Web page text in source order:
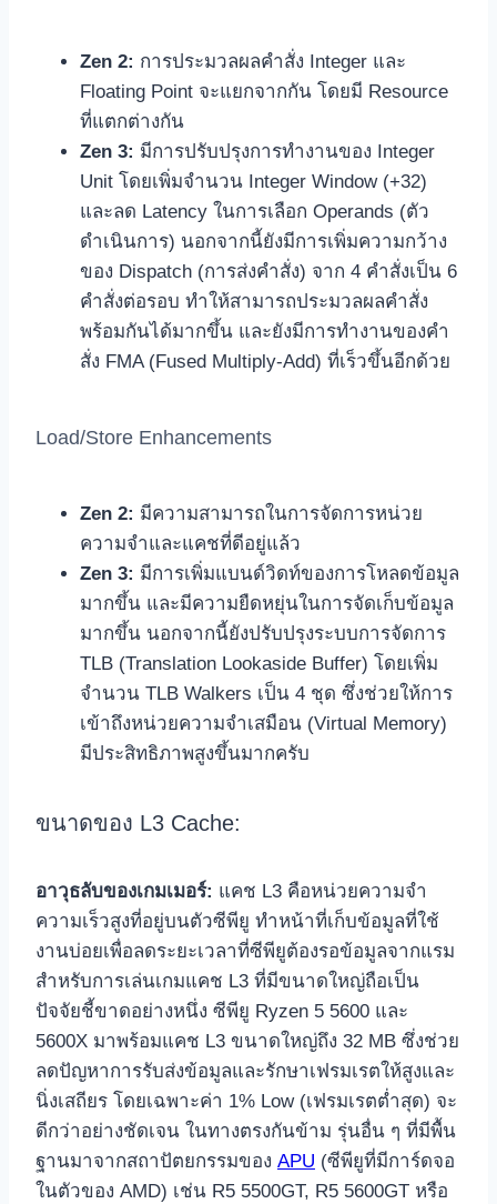
Zen 2: การประมวลผลคำสั่ง Integer และ
Floating Point จะแยกจากกัน โดยมี Resource
ที่แตกต่างกัน
Zen 3: มีการปรับปรุงการทำงานของ Integer
Unit โดยเพิ่มจำนวน Integer Window (+32)
และลด Latency ในการเลือก Operands (ตัว
ดำเนินการ) นอกจากนี้ยังมีการเพิ่มความกว้าง
ของ Dispatch (การส่งคำสั่ง) จาก 4 คำสั่งเป็น 6
คำสั่งต่อรอบ ทำให้สามารถประมวลผลคำสั่ง
พร้อมกันได้มากขึ้น และยังมีการทำงานของคำ
สั่ง FMA (Fused Multiply-Add) ที่เร็วขึ้นอีกด้วย
Load/Store Enhancements
Zen 2: มีความสามารถในการจัดการหน่วย
ความจำและแคชที่ดีอยู่แล้ว
Zen 3: มีการเพิ่มแบนด์วิดท์ของการโหลดข้อมูล
มากขึ้น และมีความยืดหยุ่นในการจัดเก็บข้อมูล
มากขึ้น นอกจากนี้ยังปรับปรุงระบบการจัดการ
TLB (Translation Lookaside Buffer) โดยเพิ่ม
จำนวน TLB Walkers เป็น 4 ชุด ซึ่งช่วยให้การ
เข้าถึงหน่วยความจำเสมือน (Virtual Memory)
มีประสิทธิภาพสูงขึ้นมากครับ
ขนาดของ L3 Cache:
อาวุธลับของเกมเมอร์: แคช L3 คือหน่วยความจำ
ความเร็วสูงที่อยู่บนตัวซีพียู ทำหน้าที่เก็บข้อมูลที่ใช้
งานบ่อยเพื่อลดระยะเวลาที่ซีพียูต้องรอข้อมูลจากแรม
สำหรับการเล่นเกมแคช L3 ที่มีขนาดใหญ่ถือเป็น
ปัจจัยชี้ขาดอย่างหนึ่ง ซีพียู Ryzen 5 5600 และ
5600X มาพร้อมแคช L3 ขนาดใหญ่ถึง 32 MB ซึ่งช่วย
ลดปัญหาการรับส่งข้อมูลและรักษาเฟรมเรตให้สูงและ
นิ่งเสถียร โดยเฉพาะค่า 1% Low (เฟรมเรตต่ำสุด) จะ
ดีกว่าอย่างชัดเจน ในทางตรงกันข้าม รุ่นอื่น ๆ ที่มีพื้น
ฐานมาจากสถาปัตยกรรมของ APU (ซีพียูที่มีการ์ดจอ
ในตัวของ AMD) เช่น R5 5500GT, R5 5600GT หรือ